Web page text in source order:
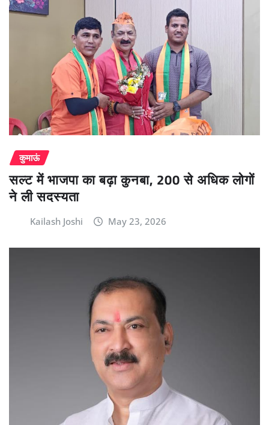
कुमाऊं
सल्ट में भाजपा का बढ़ा कुनबा, 200 से अधिक लोगों
ने ली सदस्यता
Kailash Joshi May 23, 2026